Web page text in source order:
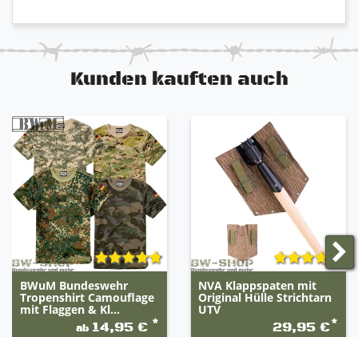
Kunden kauften auch
BWuM Bundeswehr
Tropenshirt Camouflage
mit Flaggen & Kl...
ab 14,95 € *
NVA Klappspaten mit
Original Hülle Strichtarn
UTV
29,95 €*